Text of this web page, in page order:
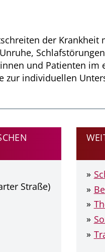
der Krankheit
und Patienten
zur individuellen
Straße)